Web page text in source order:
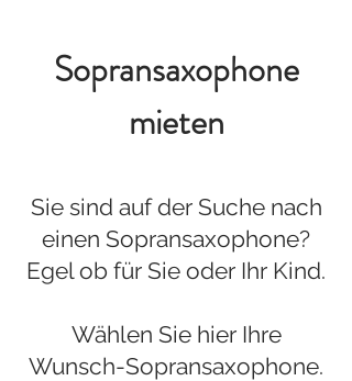
Sopransaxophone
mieten
Sie sind auf der Suche nach
einen Sopransaxophone?
Egel ob für Sie oder Ihr Kind.
Wählen Sie hier Ihre
Wunsch-Sopransaxophone.